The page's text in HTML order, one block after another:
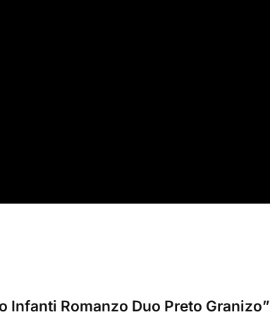
Infanti Romanzo Duo Preto Granizo”